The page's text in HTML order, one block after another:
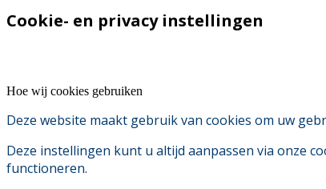
Cookie- en privacy instellingen
Hoe wij cookies gebruiken
Deze website maakt gebruik van cookies om uw
Deze instellingen kunt u altijd aanpassen via onze
functioneren.